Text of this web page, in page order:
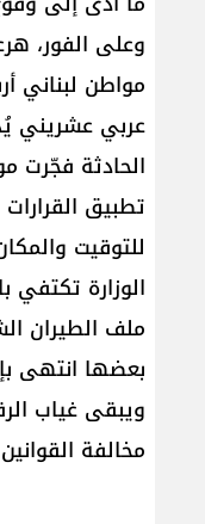
وعلى الفور،
مواطن لبناني
عربي عشريني يُدعى
الحادثة فجّرت
تطبيق
للتوقيت
الوزارة تكتفي
ملف الطيران
بعضها انتهى
ويبقى غياب
مخالفة